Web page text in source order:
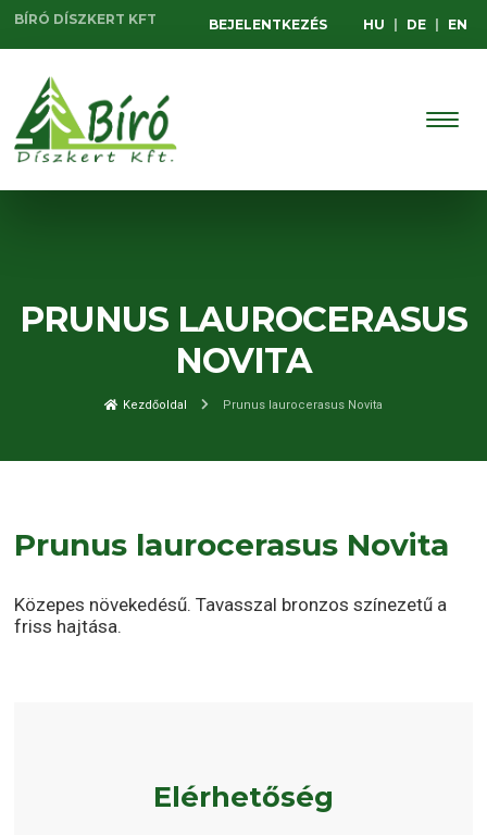
BÍRÓ DÍSZKERT KFT BEJELENTKEZÉS HU DE EN
PRUNUS LAUROCERASUS
NOVITA
Kezdőoldal Prunus laurocerasus Novita
Prunus laurocerasus Novita
Közepes növekedésű. Tavasszal bronzos színezetű a
friss hajtása.
Elérhetőség